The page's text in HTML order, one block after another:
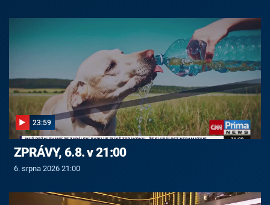
23:59
ZPRÁVY, 6.8. v 21:00
6. srpna 2026 21:00